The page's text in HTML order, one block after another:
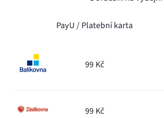
PayU / Platební karta
99 Kč
99 Kč